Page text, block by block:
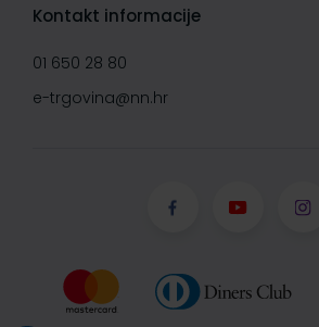
Kontakt informacije
01 650 28 80
e-trgovina@nn.hr